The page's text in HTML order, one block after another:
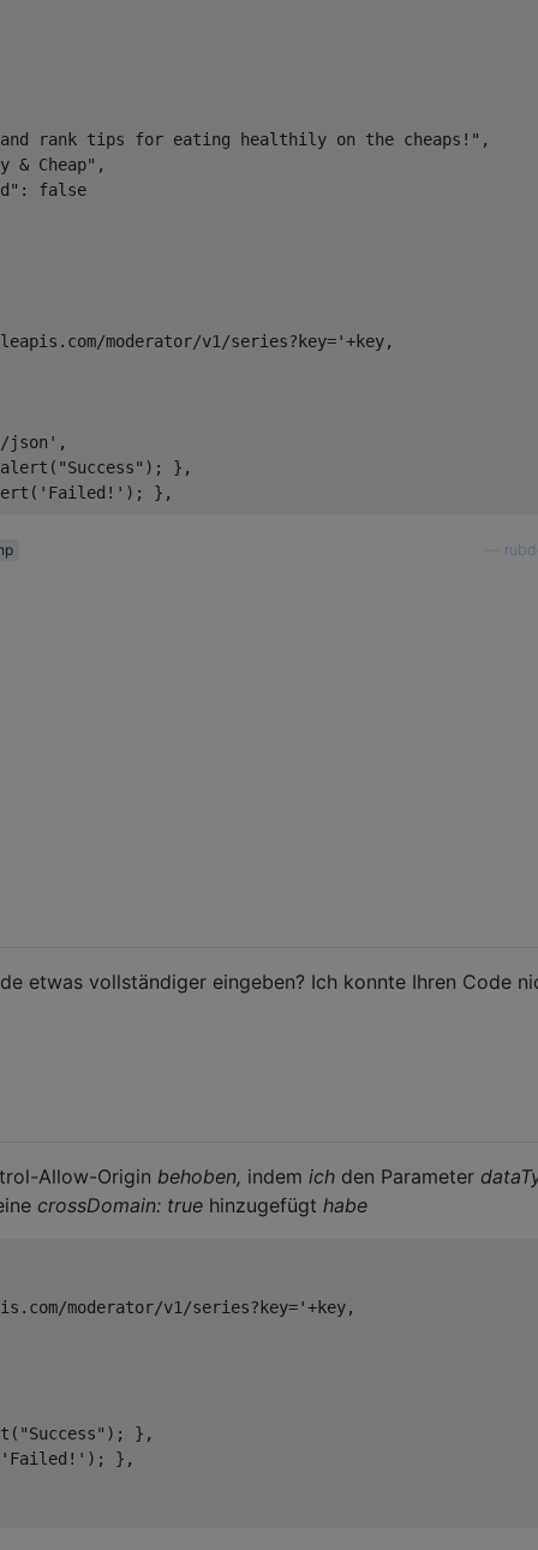
and rank tips for eating healthily on the cheaps!" ,
& Cheap" ,
:
false
moderator/v1/series?key='+key,
json' ,
alert ( "Success" );
},
( 'Failed!' );
},
="Login" onclick= "doLogin();">
getModerator
etwas vollständiger eingeben? Ich konnte Ihren Code
Allow-Origin behoben, indem ich den Parameter
crossDomain: true hinzugefügt habe
moderator/v1/series?key='+key,
( "Success" );
},
'Failed!' );
},